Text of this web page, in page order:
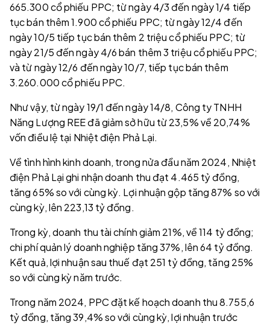
665.300 cổ phiếu PPC; từ ngày 4/3 đến ngày 1/4 tiếp
tục bán thêm 1.900 cổ phiếu PPC; từ ngày 12/4 đến
ngày 10/5 tiếp tục bán thêm 2 triệu cổ phiếu PPC; từ
ngày 21/5 đến ngày 4/6 bán thêm 3 triệu cổ phiếu PPC;
và từ ngày 12/6 đến ngày 10/7, tiếp tục bán thêm
3.260.000 cổ phiếu PPC.
Như vậy, từ ngày 19/1 đến ngày 14/8, Công ty TNHH
Năng Lượng REE đã giảm sở hữu từ 23,5% về 20,74%
vốn điều lệ tại Nhiệt điện Phả Lại.
Về tình hình kinh doanh, trong nửa đầu năm 2024, Nhiệt
điện Phả Lại ghi nhận doanh thu đạt 4.465 tỷ đồng,
tăng 65% so với cùng kỳ. Lợi nhuận gộp tăng 87% so với
cùng kỳ, lên 223,13 tỷ đồng.
Trong kỳ, doanh thu tài chính giảm 21%, về 114 tỷ đồng;
chi phí quản lý doanh nghiệp tăng 37%, lên 64 tỷ đồng.
Kết quả, lợi nhuận sau thuế đạt 251 tỷ đồng, tăng 25%
so với cùng kỳ năm trước.
Trong năm 2024, PPC đặt kế hoạch doanh thu 8.755,6
tỷ đồng, tăng 39,4% so với cùng kỳ, lợi nhuận trước